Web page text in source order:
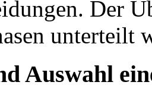
Der
unterteilt
Auswahl